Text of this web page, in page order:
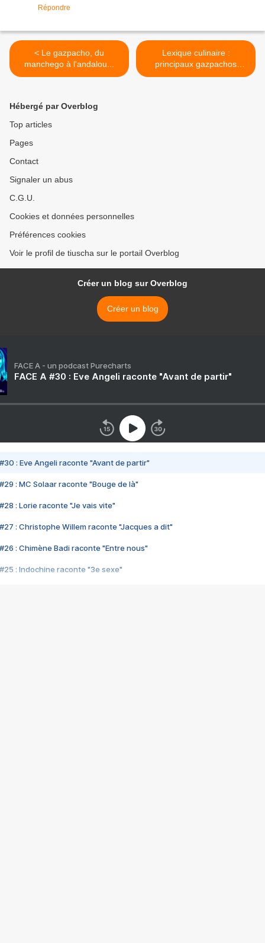
Répondre
< Le gazpacho, du
manchego à l'andalou...
Lexique culinaire :
principaux gazpachos
espagnols et portugais >
Hébergé par Overblog
Top articles
Pages
Contact
Signaler un abus
C.G.U.
Cookies et données personnelles
Préférences cookies
Voir le profil de tiuscha sur le portail Overblog
Créer un blog sur Overblog
Créer un blog
FACE A - un podcast Purecharts
FACE A #30 : Eve Angeli raconte "Avant de partir"
#30 : Eve Angeli raconte "Avant de partir"
#29 : MC Solaar raconte "Bouge de là"
#28 : Lorie raconte "Je vais vite"
#27 : Christophe Willem raconte "Jacques a dit"
#26 : Chimène Badi raconte "Entre nous"
#25 : Indochine raconte "3e sexe"